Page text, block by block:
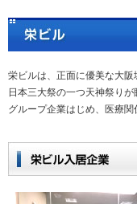
栄ビルは、正面に優美な大
日本三大祭の一つ天神祭りが
グループ企業はじめ、医療関